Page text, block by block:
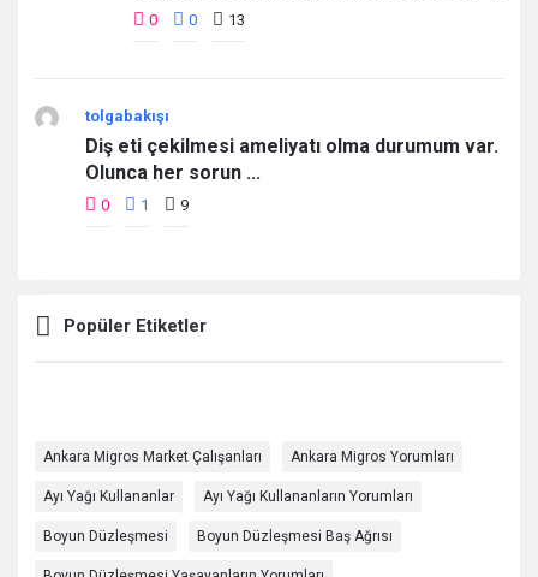
0 0 13
tolgabakışı
Diş eti çekilmesi ameliyatı olma durumum var.
Olunca her sorun ...
0 1 9
Popüler Etiketler
Ankara Migros Market Çalışanları Ankara Migros Yorumları
Ayı Yağı Kullananlar Ayı Yağı Kullananların Yorumları
Boyun Düzleşmesi Boyun Düzleşmesi Baş Ağrısı